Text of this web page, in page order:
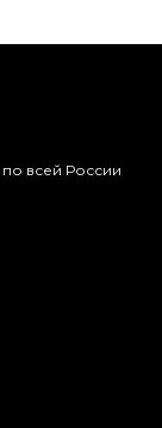
по всей России